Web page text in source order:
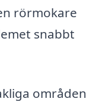
rörmokare
snabbt
områden